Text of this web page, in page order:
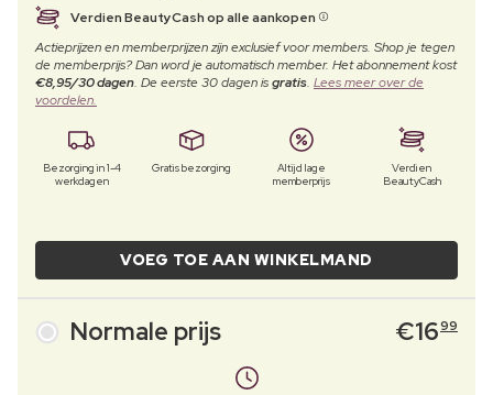
Verdien BeautyCash op alle aankopen
Actieprijzen en memberprijzen zijn exclusief voor members. Shop je tegen
de memberprijs? Dan word je automatisch member. Het abonnement kost
€8,95/30 dagen. De eerste 30 dagen isgratis. Lees meer over de
voordelen.
Bezorging in 1-4
werkdagen
Gratis bezorging
Altijd lage
memberprijs
Verdien
BeautyCash
VOEG TOE AAN WINKELMAND
Normale prijs €1699